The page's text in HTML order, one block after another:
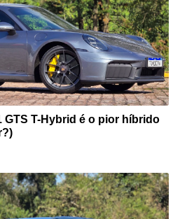
GTS T-Hybrid é o pior híbrido